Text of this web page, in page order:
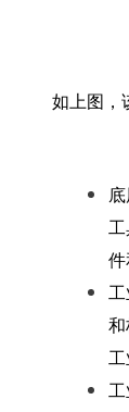
如上图，